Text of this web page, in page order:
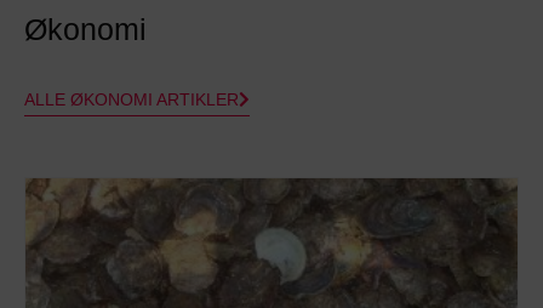
Økonomi
ALLE ØKONOMI ARTIKLER